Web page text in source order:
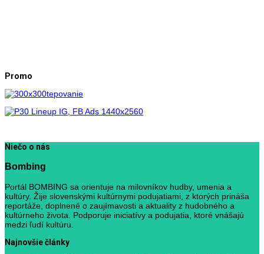
Promo
Niečo o nás
Bombing
Portál BOMBING sa orientuje na milovníkov hudby, umenia a
kultúry. Žije slovenskými kultúrnymi podujatiami, z ktorých prináša
reportáže, doplnené o zaujímavosti a aktuality z hudobného a
kultúrneho života. Podporuje iniciatívy a podujatia, ktoré vnášajú
medzi ľudí kultúru.
Najnovšie články